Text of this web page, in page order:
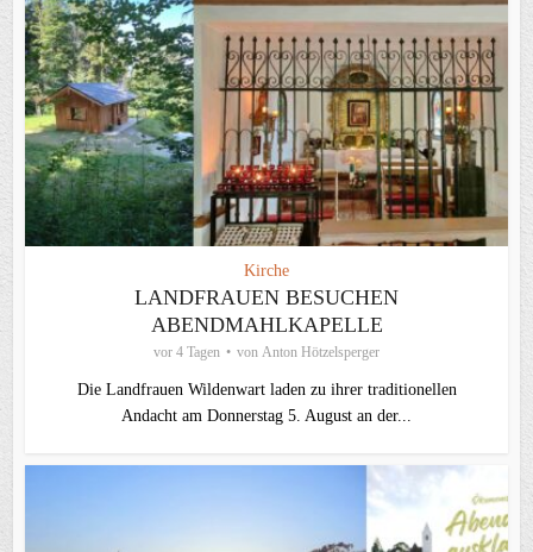
Kirche
LANDFRAUEN BESUCHEN
ABENDMAHLKAPELLE
vor 4 Tagen von Anton Hötzelsperger
Die Landfrauen Wildenwart laden zu ihrer traditionellen
Andacht am Donnerstag 5. August an der...